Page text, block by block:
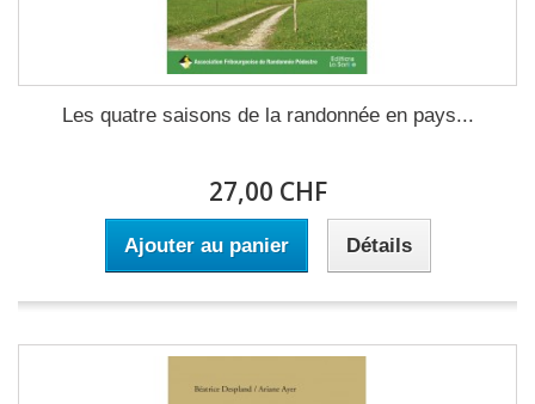
Les quatre saisons de la randonnée en pays...
27,00 CHF
Ajouter au panier Détails